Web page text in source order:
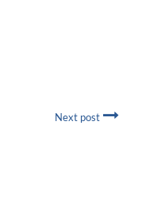
Next post